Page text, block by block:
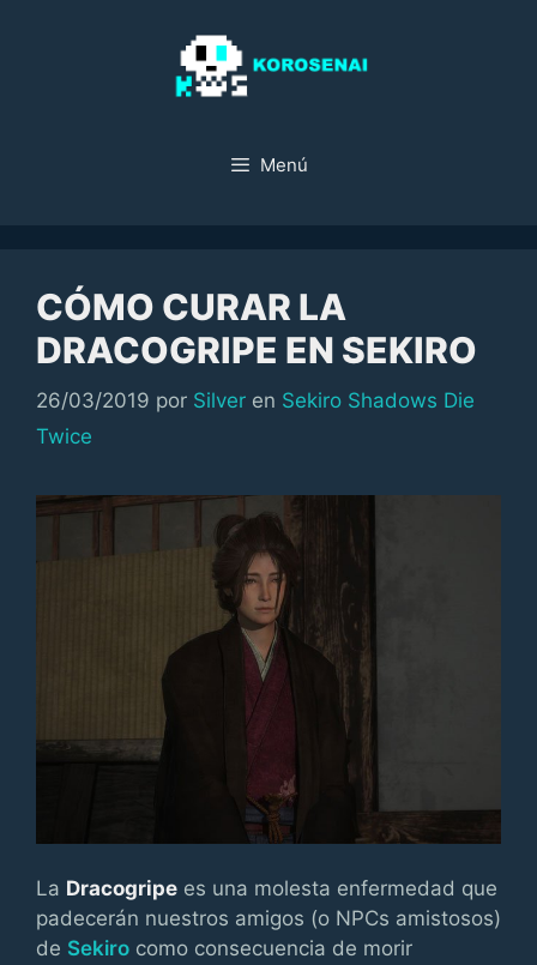
Menú
CÓMO CURAR LA
DRACOGRIPE EN SEKIRO
26/03/2019 por Silver en Categorías
Sekiro Shadows Die
Twice
La Dracogripe es una molesta enfermedad que
padecerán nuestros amigos (o NPCs amistosos)
de Sekiro como consecuencia de morir